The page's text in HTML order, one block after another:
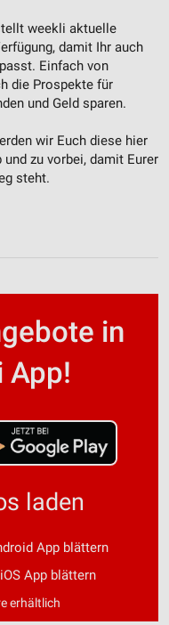
weekli aktuelle
damit Ihr auch
Einfach von
die Prospekte für
und Geld sparen.
wir Euch diese hier
zu vorbei, damit Eurer
steht.
in
App!
laden
App blättern
App blättern
erhältlich